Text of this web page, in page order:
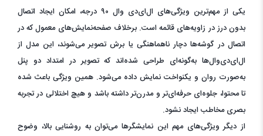
یکی از مهم‌ترین ویژگی‌های ال‌ای‌دی وال ۹۰ درجه، امکان ایجاد اتصال
بدون درز در زاویه‌های قائمه است. برخلاف صفحه‌نمایش‌های معمول که در
اتصال در گوشه‌ها دچار ناهماهنگی یا برش تصویر می‌شوند، این مدل از
ال‌ای‌دی‌وال‌ها به‌گونه‌ای طراحی شده‌اند که تصویر در امتداد دو پنل
به‌صورت روان و یکنواخت نمایش داده می‌شود. همین ویژگی باعث شده
تا محتوا، جلوه‌ای حرفه‌ای‌تر و مدرن‌تر داشته باشد و هیچ اختلالی در تجربه
بصری مخاطب ایجاد نشود.
از دیگر ویژگی‌های مهم این نمایشگرها می‌توان به روشنایی بالا، وضوح